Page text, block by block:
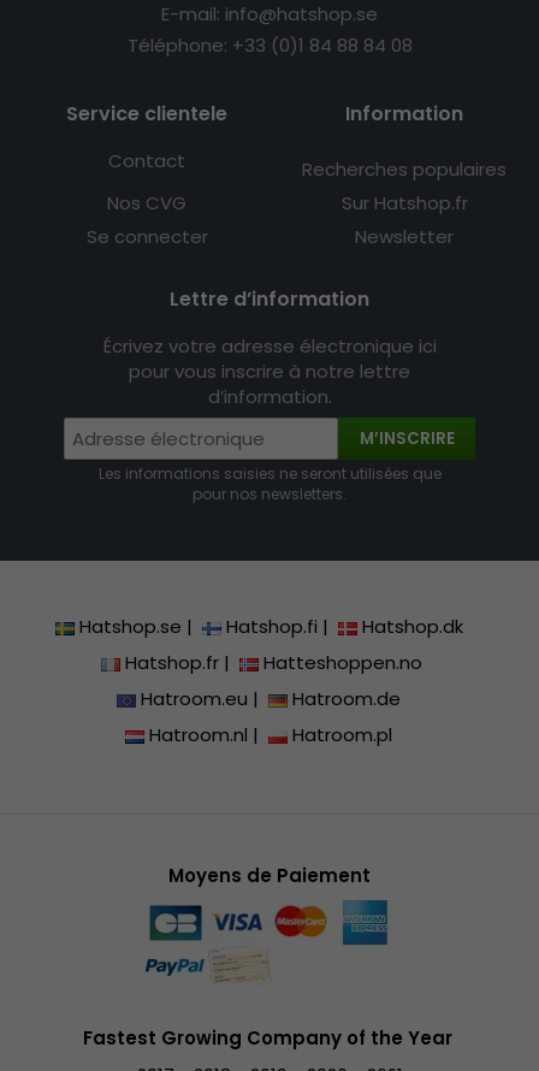
E-mail: info@hatshop.se
Téléphone: +33 (0)1 84 88 84 08
Service clientele
Contact
Nos CVG
Se connecter
Information
Recherches populaires
Sur Hatshop.fr
Newsletter
Lettre d’information
Écrivez votre adresse électronique ici
pour vous inscrire à notre lettre
d’information.
M’INSCRIRE
Les informations saisies ne seront utilisées que
pour nos newsletters.
Hatshop.se | Hatshop.fi |
Hatshop.dk
Hatshop.fr|
Hatteshoppen.no
Hatroom.eu |
Hatroom.de
Hatroom.nl | Hatroom.pl
Moyens de Paiement
Fastest Growing Company of the Year